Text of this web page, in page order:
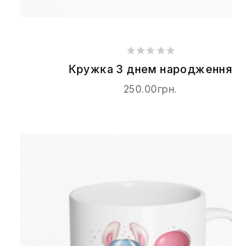
Кружка З днем народження
250.00грн.